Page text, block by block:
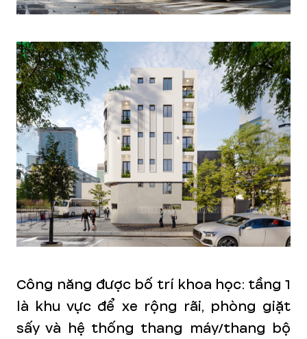
Công năng được bố trí khoa học: tầng 1
là khu vực để xe rộng rãi, phòng giặt
sấy và hệ thống thang máy/thang bộ